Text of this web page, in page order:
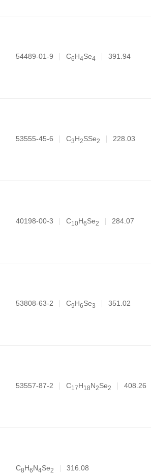
54489-01-9 C6H4Se4 391.94
53555-45-6 C3H2SSe2 228.03
40198-00-3 C1 0H6Se2 284.07
53808-63-2 C9H6Se3 351.02
53557-87-2 C1 7H1 8N2Se2 408.26
C8H6N4Se2 316.08